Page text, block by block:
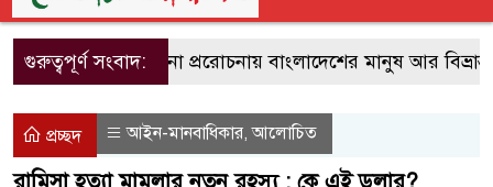
গুরুত্বপূর্ণ সংবাদ:কোনো প্ররোচনায় বাংলাদেশের মানুষ আর বিভ্রান্ত হবে
প্রচ্ছদ আইন-মানবাধিকার,আলোচিত